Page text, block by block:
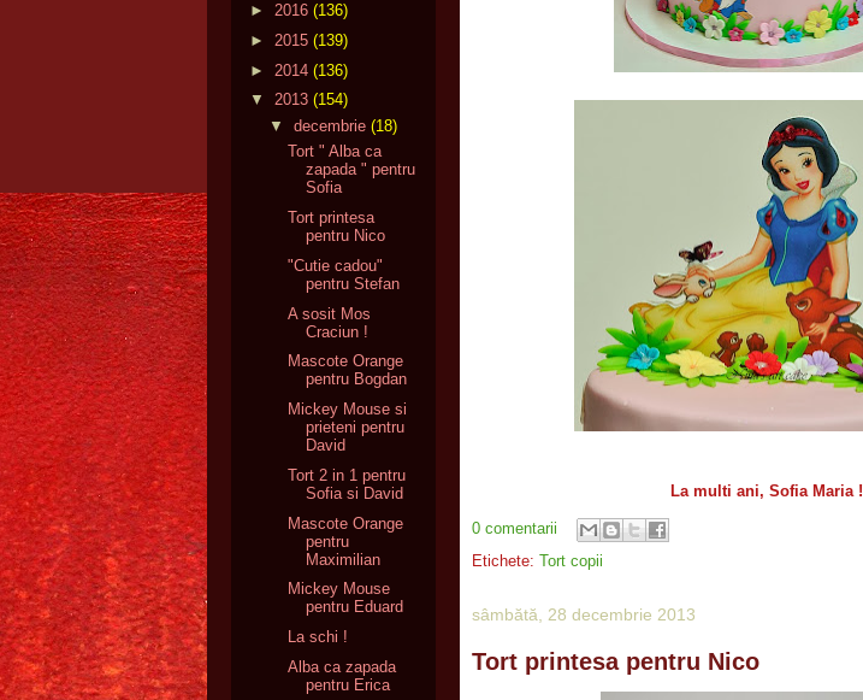
La multi ani, Sofia Maria !
0 comentarii
Etichete: Tort copii
sâmbătă, 28 decembrie 2013
Tort printesa pentru Nico
► 2016 (136)
► 2015 (139)
► 2014 (136)
▼
2013 (154)
▼
decembrie (18)
Tort " Alba ca
zapada " pentru
Sofia
Tort printesa
pentru Nico
"Cutie cadou"
pentru Stefan
A sosit Mos
Craciun !
Mascote Orange
pentru Bogdan
Mickey Mouse si
prieteni pentru
David
Tort 2 in 1 pentru
Sofia si David
Mascote Orange
pentru
Maximilian
Mickey Mouse
pentru Eduard
La schi !
Alba ca zapada
pentru Erica